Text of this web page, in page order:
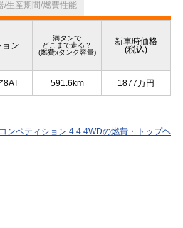
/生産期間/燃費性能
ョン
満タンで
どこまで走る？
(燃費xタンク容量)
新車時価格
(税込)
8AT 591.6km 1877万円
ンペティション 4.4 4WDの燃費・トップヘ